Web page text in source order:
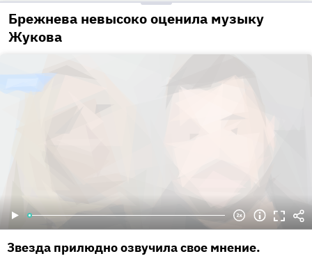
Брежнева невысоко оценила музыку
Жукова
Звезда прилюдно озвучила свое мнение.